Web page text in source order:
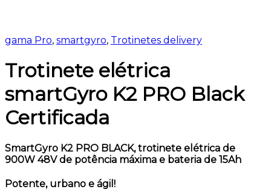
gama Pro, smartgyro, Trotinetes delivery
Trotinete elétrica
smartGyro K2 PRO Black
Certificada
SmartGyro K2 PRO BLACK, trotinete elétrica de
900W 48V de potência máxima e bateria de 15Ah
Potente, urbano e ágil!